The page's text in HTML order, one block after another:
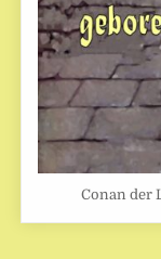
Conan der